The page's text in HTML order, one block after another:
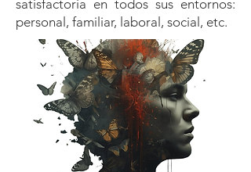
satisfactoria en todos sus entornos:
personal, familiar, laboral, social, etc.